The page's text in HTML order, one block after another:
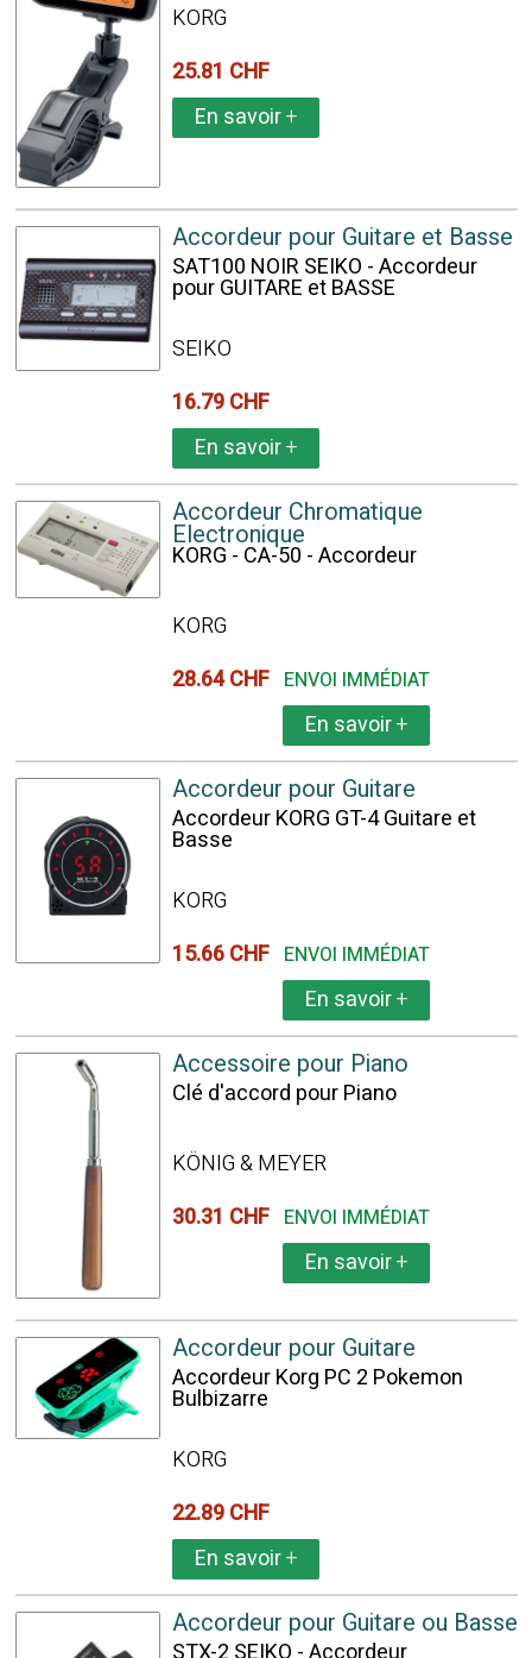
KORG
25.81 CHF
En savoir+
Accordeur pour Guitare et Basse
SAT100 NOIR SEIKO - Accordeur
pour GUITARE et BASSE
SEIKO
16.79 CHF
En savoir+
Accordeur Chromatique
Electronique
KORG - CA-50 - Accordeur
KORG
28.64 CHF ENVOI IMMÉDIAT
En savoir+
Accordeur pour Guitare
Accordeur KORG GT-4 Guitare et
Basse
KORG
15.66 CHF ENVOI IMMÉDIAT
En savoir+
Accessoire pour Piano
Clé d'accord pour Piano
KÖNIG & MEYER
30.31 CHF ENVOI IMMÉDIAT
En savoir+
Accordeur pour Guitare
Accordeur Korg PC 2 Pokemon
Bulbizarre
KORG
22.89 CHF
En savoir+
Accordeur pour Guitare ou Basse